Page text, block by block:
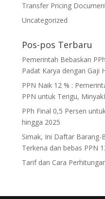
Transfer Pricing
Uncategorized
Pos-pos Terbaru
Pemerintah Bebaskan
Padat Karya dengan Gaji
PPN Naik 12 % :
PPN untuk Terigu,
PPh Final 0,5 Persen
hingga 2025
Simak, Ini Daftar Barang-
Terkena dan bebas PPN
Tarif dan Cara